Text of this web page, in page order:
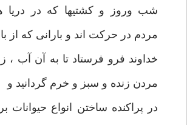
شب وروز و کشتیها که در دریا
مردم در حرکت اند و بارانی که از
خداوند فرو فرستاد تا به آن آب ،
مردن زنده و سبز و خرم گردانید و
در پراکنده ساختن انواع حیوانات